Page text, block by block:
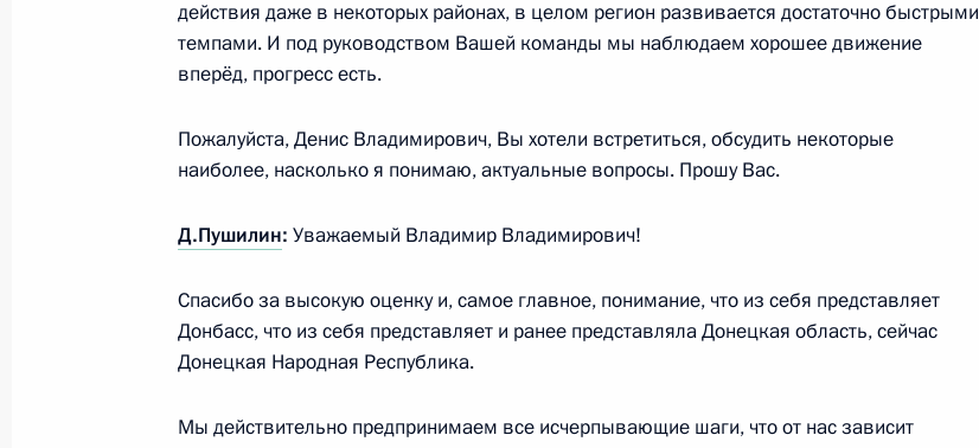
действия даже в некоторых районах, в целом регион развивается достаточно быстрыми
темпами. И под руководством Вашей команды мы наблюдаем хорошее движение
вперёд, прогресс есть.
Пожалуйста, Денис Владимирович, Вы хотели встретиться, обсудить некоторые
наиболее, насколько я понимаю, актуальные вопросы. Прошу Вас.
Д.Пушилин: Уважаемый Владимир Владимирович!
Спасибо за высокую оценку и, самое главное, понимание, что из себя представляет
Донбасс, что из себя представляет и ранее представляла Донецкая область, сейчас
Донецкая Народная Республика.
Мы действительно предпринимаем все исчерпывающие шаги, что от нас зависит